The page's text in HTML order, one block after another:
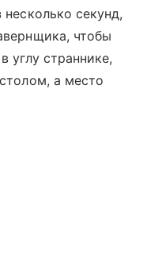
секунд,
чтобы
углу страннике,
а место